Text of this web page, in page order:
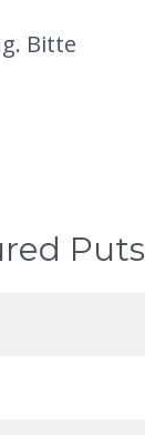
Bitte
Puts